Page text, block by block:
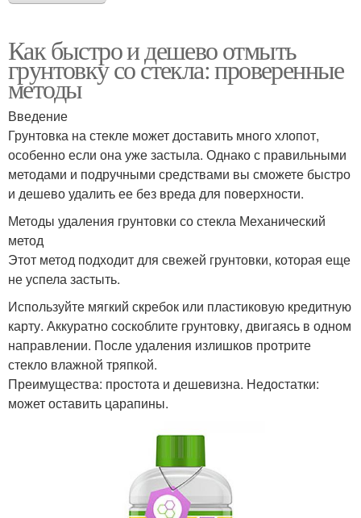
Как быстро и дешево отмыть
грунтовку со стекла: проверенные
методы
Введение
Грунтовка на стекле может доставить много хлопот,
особенно если она уже застыла. Однако с правильными
методами и подручными средствами вы сможете быстро
и дешево удалить ее без вреда для поверхности.
Методы удаления грунтовки со стекла Механический
метод
Этот метод подходит для свежей грунтовки, которая еще
не успела застыть.
Используйте мягкий скребок или пластиковую кредитную
карту. Аккуратно соскоблите грунтовку, двигаясь в одном
направлении. После удаления излишков протрите
стекло влажной тряпкой.
Преимущества: простота и дешевизна. Недостатки:
может оставить царапины.